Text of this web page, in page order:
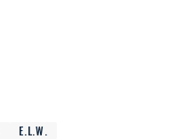
E.L.W.